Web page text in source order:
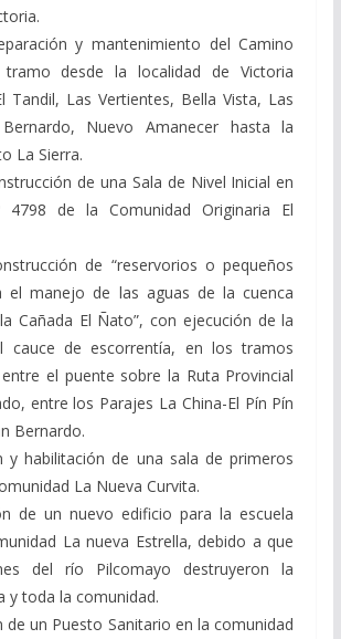
y mantenimiento del Camino
desde la localidad de Victoria
Tandil, Las Vertientes, Bella Vista, Las
Nuevo Amanecer hasta la
La Sierra.
de una Sala de Nivel Inicial en
4798 de la Comunidad Originaria El
de “reservorios o pequeños
el manejo de las aguas de la cuenca
Cañada El Ñato”, con ejecución de la
cauce de escorrentía, en los tramos
el puente sobre la Ruta Provincial
entre los Parajes La China-El Pín Pín
Bernardo.
y habilitación de una sala de primeros
La Nueva Curvita.
de un nuevo edificio para la escuela
La nueva Estrella, debido a que
del río Pilcomayo destruyeron la
y toda la comunidad.
de un Puesto Sanitario en la comunidad